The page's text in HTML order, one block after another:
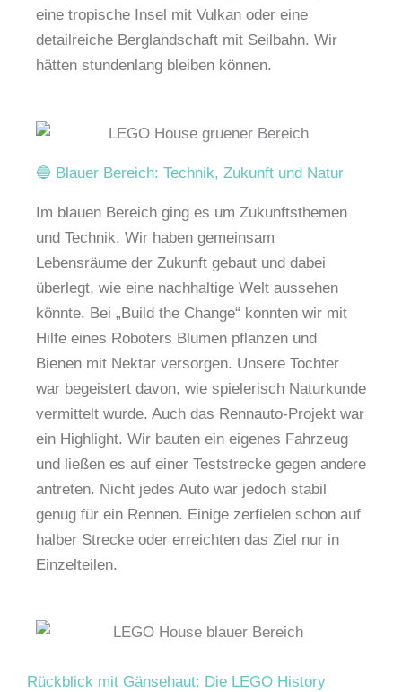
eine tropische Insel mit Vulkan oder eine
detailreiche Berglandschaft mit Seilbahn. Wir
hätten stundenlang bleiben können.
🔵 Blauer Bereich: Technik, Zukunft und Natur
Im blauen Bereich ging es um Zukunftsthemen
und Technik. Wir haben gemeinsam
Lebensräume der Zukunft gebaut und dabei
überlegt, wie eine nachhaltige Welt aussehen
könnte. Bei „Build the Change“ konnten wir mit
Hilfe eines Roboters Blumen pflanzen und
Bienen mit Nektar versorgen. Unsere Tochter
war begeistert davon, wie spielerisch Naturkunde
vermittelt wurde. Auch das Rennauto-Projekt war
ein Highlight. Wir bauten ein eigenes Fahrzeug
und ließen es auf einer Teststrecke gegen andere
antreten. Nicht jedes Auto war jedoch stabil
genug für ein Rennen. Einige zerfielen schon auf
halber Strecke oder erreichten das Ziel nur in
Einzelteilen.
Rückblick mit Gänsehaut: Die LEGO History